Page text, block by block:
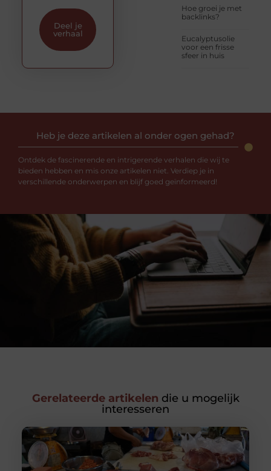
Hoe groei je met
backlinks?
Eucalyptusolie
voor een frisse
sfeer in huis
Deel je
verhaal
Heb je deze artikelen al onder ogen gehad?
Ontdek de fascinerende en intrigerende verhalen die wij te
bieden hebben en mis onze artikelen niet. Verdiep je in
verschillende onderwerpen en blijf goed geïnformeerd!
Gerelateerde artikelen die u mogelijk
interesseren